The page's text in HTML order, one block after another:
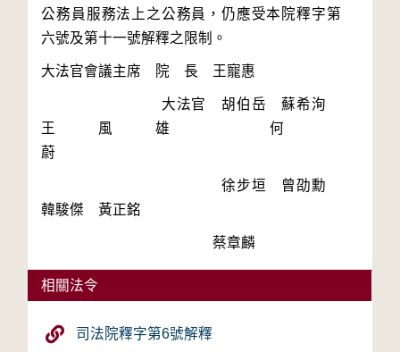
公務員服務法上之公務員，仍應受本院釋字第
大法官　胡伯岳　蘇希洵
王風雄　何
徐步垣　曾劭勳
蔡章麟
相關法令
司法院釋字第6號解釋